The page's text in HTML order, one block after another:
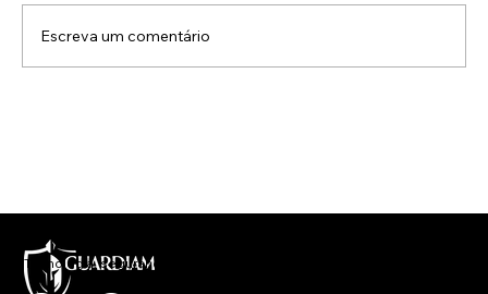
Escreva um comentário
Tecnologia, segurança e rapidez no atendimento a sua necessidade.